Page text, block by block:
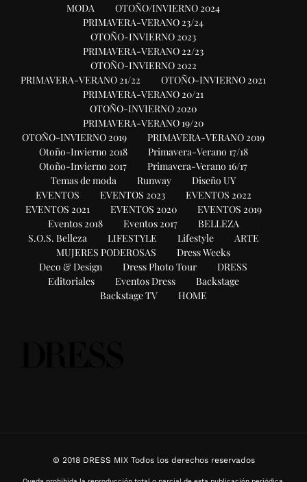
MODA
OTOÑO/INVIERNO 2024
PRIMAVERA-VERANO 23/24
OTOÑO-INVIERNO 2023
PRIMAVERA-VERANO 22/23
OTOÑO-INVIERNO 2022
PRIMAVERA-VERANO 21/22
OTOÑO-INVIERNO 2021
PRIMAVERA-VERANO 20/21
OTOÑO-INVIERNO 2020
PRIMAVERA-VERANO 19/20
OTOÑO-INVIERNO 2019
PRIMAVERA-VERANO 2019
Otoño-Invierno 2018
Primavera-Verano 17/18
Otoño-Invierno 2017
Primavera-Verano 16/17
Temas de moda
Runway
Diseño UY
EVENTOS
EVENTOS 2023
EVENTOS 2022
EVENTOS 2021
EVENTOS 2020
EVENTOS 2019
Eventos 2018
Eventos 2017
BELLEZA
S.O.S. Belleza
LIFESTYLE Lifestyle
ARTE
MUJERES PODEROSAS
Dress Weeks
Deco & Design
Dress Photo Tour
DRESS
Editoriales
Eventos Dress
Backstage
Backstage TV
HOME
© 2018 DRESS MIX Todos los derechos reservados